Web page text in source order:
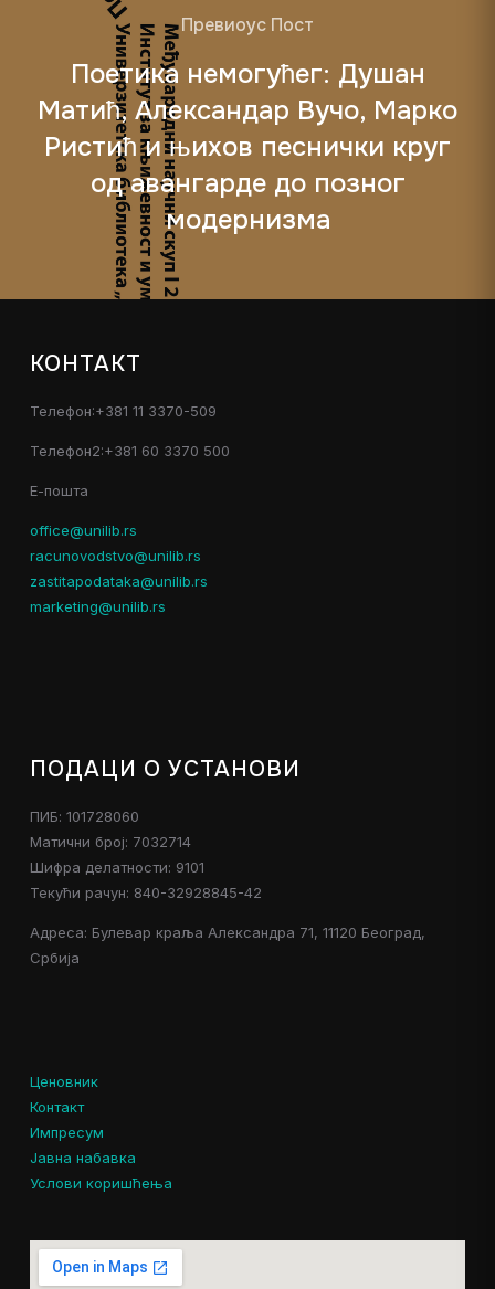
Превиоус Пост
Поетика немогућег: Душан
Матић, Александар Вучо, Марко
Ристић и њихов песнички круг
од авангарде до позног
модернизма
КОНТАКТ
Телефон:+381 11 3370-509
Телефон2:+381 60 3370 500
Е-пошта
office@unilib.rs
racunovodstvo@unilib.rs
zastitapodataka@unilib.rs
marketing@unilib.rs
ПОДАЦИ О УСТАНОВИ
ПИБ: 101728060
Матични број: 7032714
Шифра делатности: 9101
Текући рачун: 840-32928845-42
Адреса: Булевар краља Александра 71, 11120 Београд,
Србија
Ценовник
Контакт
Импресум
Јавна набавка
Услови коришћења